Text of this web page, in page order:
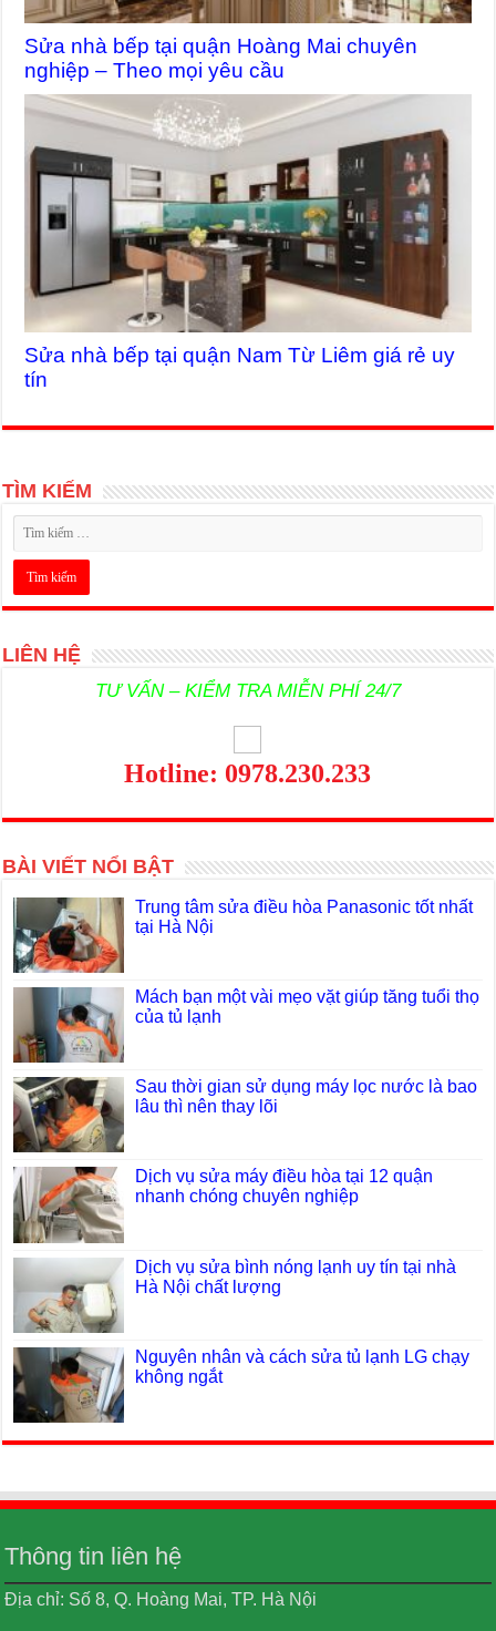
Sửa nhà bếp tại quận Hoàng Mai chuyên
nghiệp – Theo mọi yêu cầu
Sửa nhà bếp tại quận Nam Từ Liêm giá rẻ uy
tín
TÌM KIẾM
LIÊN HỆ
TƯ VẤN – KIỂM TRA MIỄN PHÍ 24/7
Hotline: 0978.230.233
BÀI VIẾT NỔI BẬT
Trung tâm sửa điều hòa Panasonic tốt nhất
tại Hà Nội
Mách bạn một vài mẹo vặt giúp tăng tuổi thọ
của tủ lạnh
Sau thời gian sử dụng máy lọc nước là bao
lâu thì nên thay lõi
Dịch vụ sửa máy điều hòa tại 12 quận
nhanh chóng chuyên nghiệp
Dịch vụ sửa bình nóng lạnh uy tín tại nhà
Hà Nội chất lượng
Nguyên nhân và cách sửa tủ lạnh LG chạy
không ngắt
Thông tin liên hệ
Địa chỉ: Số 8, Q. Hoàng Mai, TP. Hà Nội